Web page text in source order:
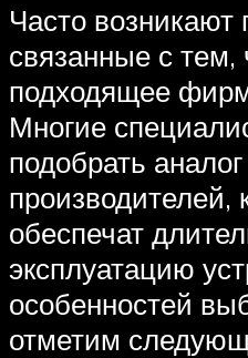
Часто
связанные с тем,
подходящее
Многие
подобрать
производителей,
обеспечат
эксплуатацию
особенностей
отметим